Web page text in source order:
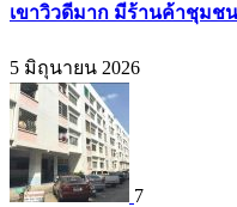
เขาวิวดีมาก มีร้านค้าชุมชน
5 มิถุนายน 2026
7